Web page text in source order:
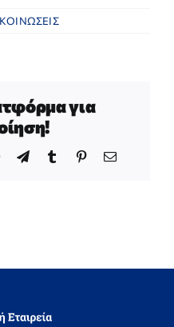
για
WhatsApp
TelegramTumblrPinterestEmail